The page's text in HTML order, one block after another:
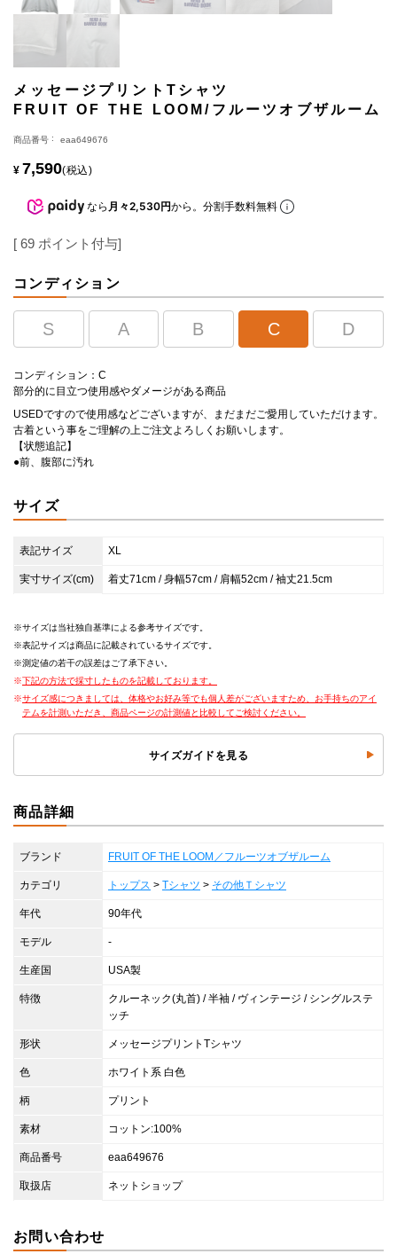
メッセージプリントTシャツ
FRUIT OF THE LOOM/フルーツオブザルーム
商品番号 eaa649676
¥ 7,590 税込
なら 月々2,530円から。分割手数料無料
[ 69 ポイント付与]
コンディション
S A B C D
コンディション：C
部分的に目立つ使用感やダメージがある商品
USEDですので使用感などございますが、まだまだご愛用していただけます。
古着という事をご理解の上ご注文よろしくお願いします。
【状態追記】
●前、腹部に汚れ
サイズ
表記サイズ XL
実寸サイズ(cm) 着丈71cm / 身幅57cm / 肩幅52cm / 袖丈21.5cm
サイズは当社独自基準による参考サイズです。
表記サイズは商品に記載されているサイズです。
測定値の若干の誤差はご了承下さい。
下記の方法で採寸したものを記載しております。
サイズ感につきましては、体格やお好み等でも個人差がございますため、お手持ちのアイ
テムを計測いただき、商品ページの計測値と比較してご検討ください。
サイズガイドを見る
商品詳細
ブランド FRUIT OF THE LOOM／フルーツオブザルーム
カテゴリ トップス > Tシャツ > その他Ｔシャツ
年代 90年代
モデル -
生産国 USA製
特徴
クルーネック(丸首) / 半袖 / ヴィンテージ / シングルステ
ッチ
形状 メッセージプリントTシャツ
色 ホワイト系 白色
柄 プリント
素材 コットン:100%
商品番号 eaa649676
取扱店 ネットショップ
お問い合わせ